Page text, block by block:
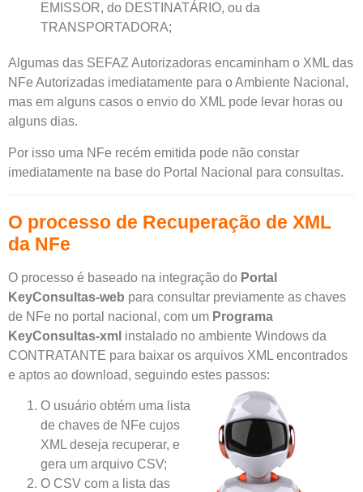
EMISSOR, do DESTINATÁRIO, ou da
TRANSPORTADORA;
Algumas das SEFAZ Autorizadoras encaminham o XML das
NFe Autorizadas imediatamente para o Ambiente Nacional,
mas em alguns casos o envio do XML pode levar horas ou
alguns dias.
Por isso uma NFe recém emitida pode não constar
imediatamente na base do Portal Nacional para consultas.
O processo de Recuperação de XML
da NFe
O processo é baseado na integração do Portal
KeyConsultas-web para consultar previamente as chaves
de NFe no portal nacional, com um Programa
KeyConsultas-xml instalado no ambiente Windows da
CONTRATANTE para baixar os arquivos XML encontrados
e aptos ao download, seguindo estes passos:
O usuário obtém uma lista
de chaves de NFe cujos
XML deseja recuperar, e
gera um arquivo CSV;
O CSV com a lista das